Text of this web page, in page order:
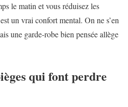
le matin et vous réduisez les
un vrai confort mental. On ne s’en
une garde-robe bien pensée allège
qui font perdre